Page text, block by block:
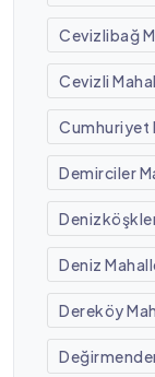
Cevizlibağ
Cevizli
Cumhuriyet
Demirciler
Deniz
Dereköy